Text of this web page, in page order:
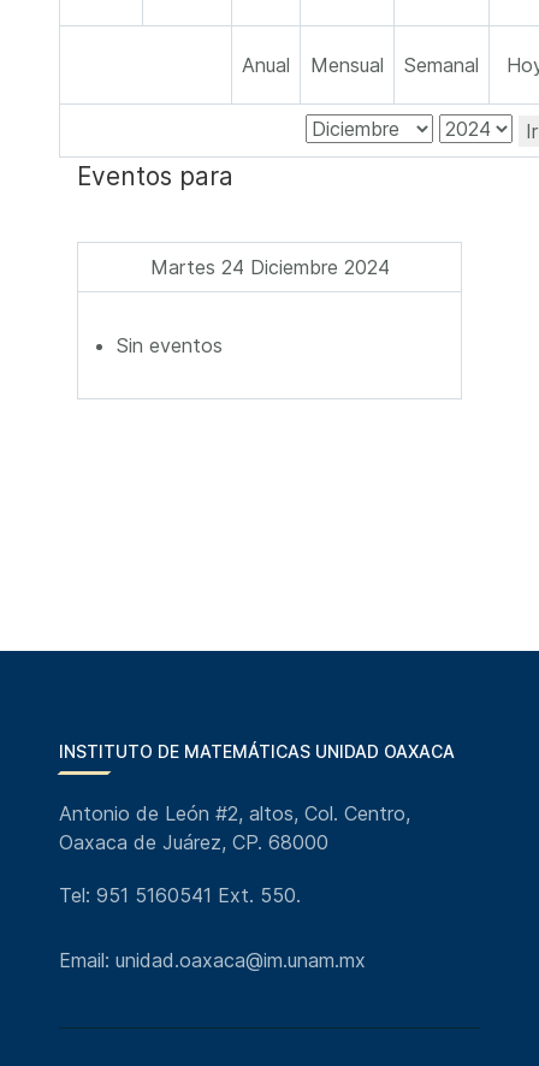
Anual Mensual Semanal
Eventos para
Martes 24 Diciembre 2024
Sin eventos
INSTITUTO DE MATEMÁTICAS UNIDAD OAXACA
Antonio de León #2, altos, Col. Centro,
Oaxaca de Juárez, CP. 68000
Tel: 951 5160541 Ext. 550.
Email: unidad.oaxaca@im.unam.mx